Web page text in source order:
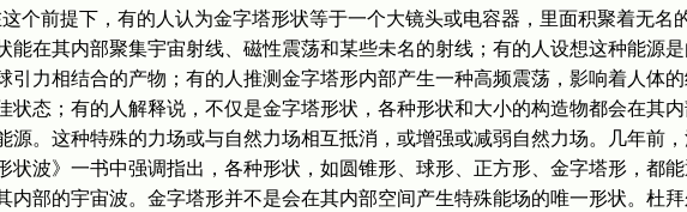
个前提下，有的人认为金字塔形状等于一个大镜头或电容器，里面积聚着无名
能在其内部聚集宇宙射线、磁性震荡和某些未名的射线；有的人设想这种能源
引力相结合的产物；有的人推测金字塔形内部产生一种高频震荡，影响着人体
状态；有的人解释说，不仅是金字塔形状，各种形状和大小的构造物都会在其
源。这种特殊的力场或与自然力场相互抵消，或增强或减弱自然力场。几年前
状波》一书中强调指出，各种形状，如圆锥形、球形、正方形、金字塔形，都
内部的宇宙波。金字塔形并不是会在其内部空间产生特殊能场的唯一形状。杜